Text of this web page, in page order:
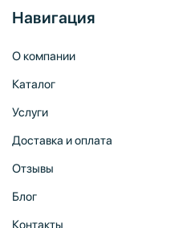
Навигация
О компании
Каталог
Услуги
Доставка и оплата
Отзывы
Блог
Контакты